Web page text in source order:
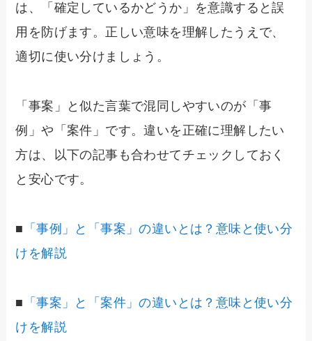
は、「確定しているかどうか」を意識すると誤
用を防げます。正しい意味を理解したうえで、
適切に使い分けましょう。
「事案」と似た言葉で混同しやすいのが「事
例」や「案件」です。違いを正確に理解したい
方は、以下の記事も合わせてチェックしておく
と安心です。
■ 「事例」と「事案」の違いとは？意味と使い分
けを解説
■ 「事案」と「案件」の違いとは？意味と使い分
けを解説